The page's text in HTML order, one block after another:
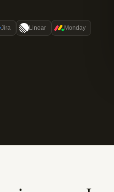
Jira Linear Monday